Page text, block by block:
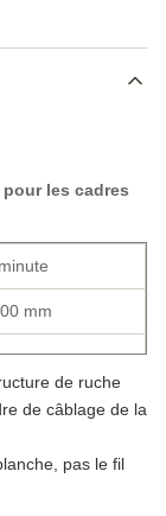
les cadres
mm
de ruche
de câblage de la
pas le fil